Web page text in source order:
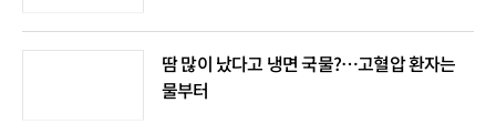
땀 많이 났다고 냉면 국물?…고혈압 환자는
물부터